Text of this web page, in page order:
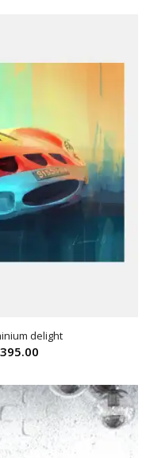
delight
395.00Prijsklasse:
tot
€395.00